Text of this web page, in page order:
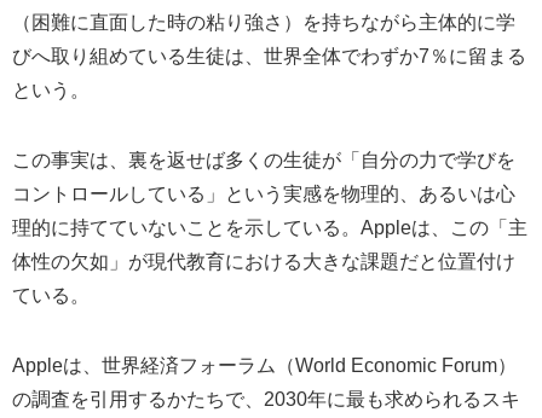
（困難に直面した時の粘り強さ）を持ちながら主体的に学
びへ取り組めている生徒は、世界全体でわずか7％に留まる
という。
この事実は、裏を返せば多くの生徒が「自分の力で学びを
コントロールしている」という実感を物理的、あるいは心
理的に持てていないことを示している。Appleは、この「主
体性の欠如」が現代教育における大きな課題だと位置付け
ている。
Appleは、世界経済フォーラム（World Economic Forum）
の調査を引用するかたちで、2030年に最も求められるスキ